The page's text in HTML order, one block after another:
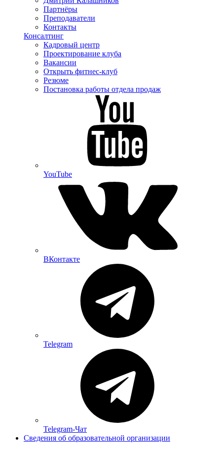
Партнёры
Преподаватели
Контакты
Консалтинг
Кадровый центр
Проектирование клуба
Вакансии
Открыть фитнес-клуб
Резюме
Постановка работы отдела продаж
YouTube
ВКонтакте
Telegram
Telegram-Чат
Сведения об образовательной организации